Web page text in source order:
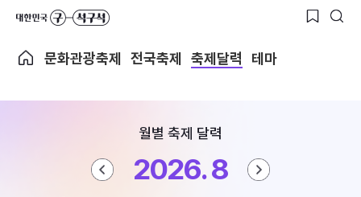
문화관광축제 전국축제 축제달력 테마
월별 축제 달력
2026. 8